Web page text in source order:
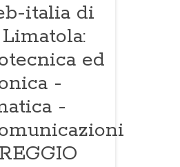
italia di
ed
-
-